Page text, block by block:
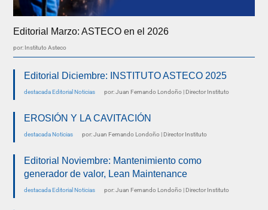
Editorial Marzo: ASTECO en el 2026
por: Instituto Asteco
Editorial Diciembre: INSTITUTO ASTECO 2025
destacada Editorial Noticias por: Juan Fernando Londoño | Director Instituto
EROSIÓN Y LA CAVITACIÓN
destacada Noticias por: Juan Fernando Londoño | Director Instituto
Editorial Noviembre: Mantenimiento como
generador de valor, Lean Maintenance
destacada Editorial Noticias por: Juan Fernando Londoño | Director Instituto